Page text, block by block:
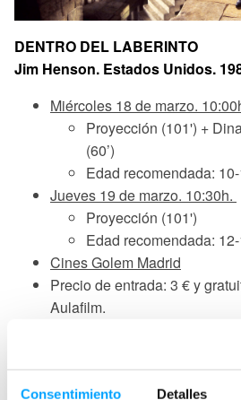
Consentimiento Detalles
DENTRO DEL LABERINTO
Jim Henson. Estados Unidos.
Miércoles 18 de marzo.
Proyección (101') +
(60’)
Edad recomendada:
Jueves 19 de marzo. 10:30h.
Proyección (101')
Edad recomendada:
Cines Golem Madrid
Precio de entrada: 3 € y
Aulafilm.
Uno de los grandes clásicos de
la pantalla grande por su cuarenta
oportunidad única para volver a